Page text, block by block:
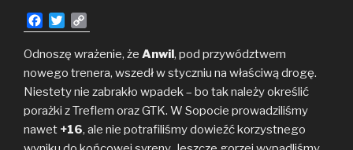
a
c
e
o
o
k
w
i
t
e
r
o
p
y
i
n
k
Odnoszę wrażenie, że Anwil, pod przywództwem
nowego trenera, wszedł w styczniu na właściwą drogę.
Niestety nie zabrakło wpadek – bo tak należy określić
porażki z Treflem oraz GTK. W Sopocie prowadziliśmy
nawet +16, ale nie potrafiliśmy dowieźć korzystnego